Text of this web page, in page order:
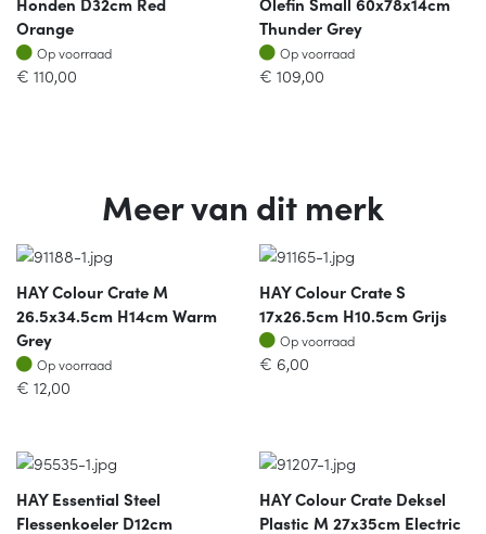
Orange
Op voorraad
Op voorraad
€ 110,00
Thunder Grey
Op voorraad
Op voorraad
€ 109,00
Meer van dit merk
HAY Colour Crate M
26.5x34.5cm H14cm Warm
Grey
Op voorraad
Op voorraad
€ 12,00
HAY Colour Crate S
17x26.5cm H10.5cm Grijs
Op voorraad
Op voorraad
€ 6,00
HAY Essential Steel
Flessenkoeler D12cm
HAY Colour Crate Deksel
Plastic M 27x35cm Electric